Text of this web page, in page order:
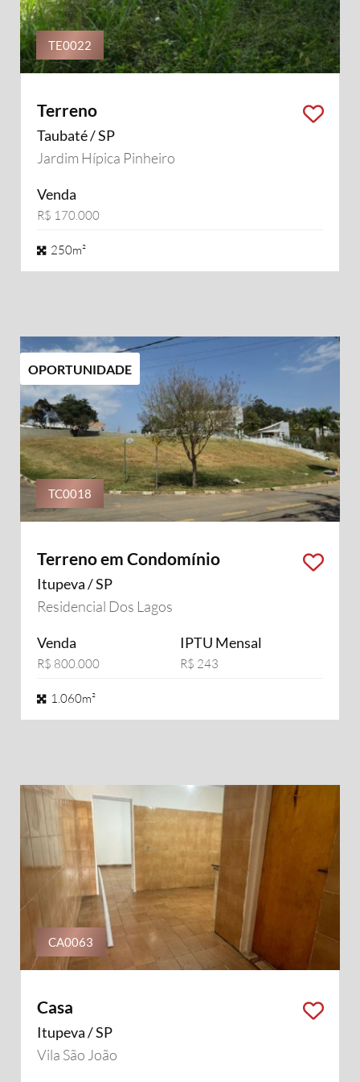
TE0022
Terreno
Taubaté / SP
Jardim Hípica Pinheiro
Venda
R$ 170.000
250m²
OPORTUNIDADE
TC0018
Terreno em Condomínio
Itupeva / SP
Residencial Dos Lagos
Venda
R$ 800.000
IPTU Mensal
R$ 243
1.060m²
CA0063
Casa
Itupeva / SP
Vila São João